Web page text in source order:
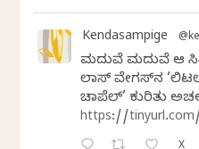
Kendasampige
ಮದುವೆ ಮದುವೆ ಆ
ಲಾಸ್‌ ವೇಗಸ್‌ನ
ಚಾಪೆಲ್’ ಕುರಿತು
https://
X